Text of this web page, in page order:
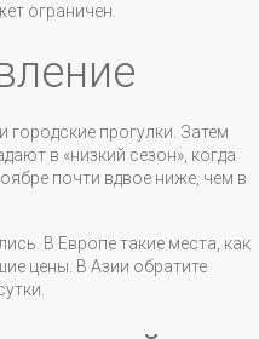
ограничен.
городские прогулки. Затем
в «низкий сезон», когда
почти вдвое ниже, чем в
В Европе такие места, как
цены. В Азии обратите